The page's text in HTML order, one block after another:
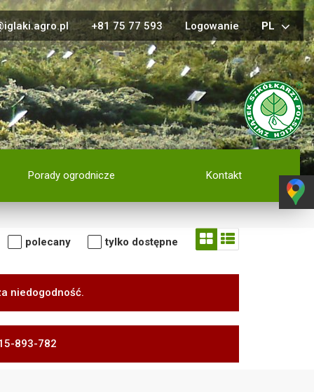
+81 75 77 593 Logowanie PL
Porady ogrodnicze Kontakt
polecany tylko dostępne
niedogodność.
893-782